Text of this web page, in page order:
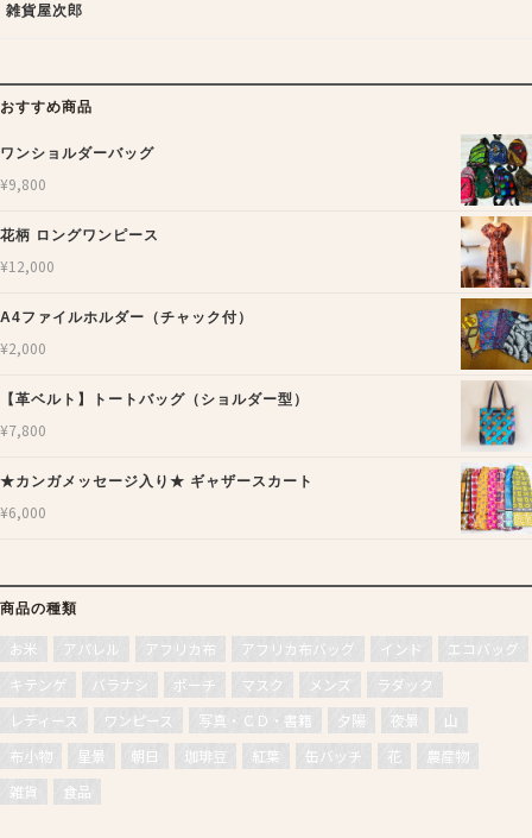
雑貨屋次郎
おすすめ商品
ワンショルダーバッグ
¥9,800
花柄 ロングワンピース
¥12,000
A4ファイルホルダー（チャック付）
¥2,000
【革ベルト】トートバッグ（ショルダー型）
¥7,800
★カンガメッセージ入り★ ギャザースカート
¥6,000
商品の種類
お米 アパレル アフリカ布 アフリカ布バッグ インド
エコバッグ
キテンゲ
バラナシ ポーチ マスク メンズ
ラダック
レディース
ワンピース 写真・ＣＤ・書籍 夕陽 夜景
山
布小物
星景 朝日 珈琲豆 紅葉 缶バッチ 花
農産物
雑貨
食品